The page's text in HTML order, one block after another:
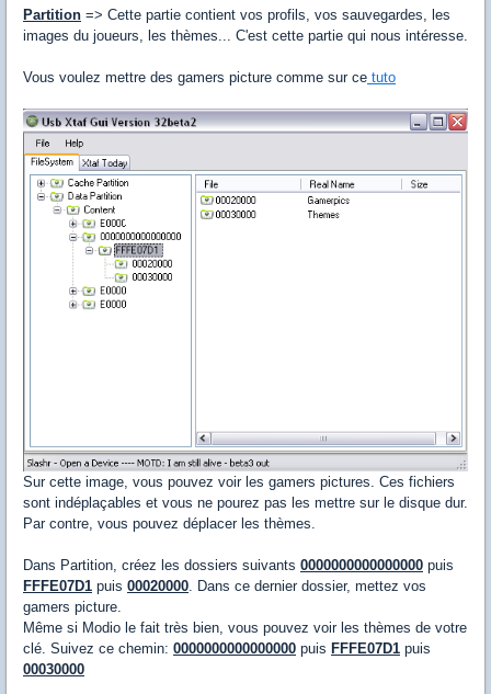
Partition => Cette partie contient vos profils, vos sauvegardes, les
images du joueurs, les thèmes... C'est cette partie qui nous intéresse.
Vous voulez mettre des gamers picture comme sur ce tuto
Sur cette image, vous pouvez voir les gamers pictures. Ces fichiers
sont indéplaçables et vous ne pourez pas les mettre sur le disque dur.
Par contre, vous pouvez déplacer les thèmes.
Dans Partition, créez les dossiers suivants 0000000000000000 puis
FFFE07D1 puis 00020000 . Dans ce dernier dossier, mettez vos
gamers picture.
Même si Modio le fait très bien, vous pouvez voir les thèmes de votre
clé. Suivez ce chemin: 0000000000000000 puis FFFE07D1 puis
00030000